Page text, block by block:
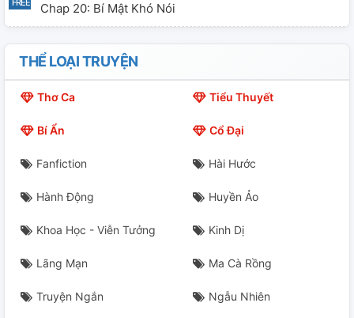
Chap 20: Bí Mật Khó Nói
Chap 21: Ngộ Không Ác Ma
Chap 22: Trong 3 Người Ai Là Thầy Của Ta
Chap 26: Lam Ly Với Ngộ Không
Chap 27: Tôn Ngộ Không Phản Công
Chap 28: Thích Ta Đi
THỂ LOẠI TRUYỆN
Thơ Ca Tiểu Thuyết
Bí Ẩn Cổ Đại
Fanfiction Hài Hước
Hành Động Huyền Ảo
Khoa Học - Viễn Tưởng Kinh Dị
Lãng Mạn Ma Cà Rồng
Truyện Ngắn Ngẫu Nhiên